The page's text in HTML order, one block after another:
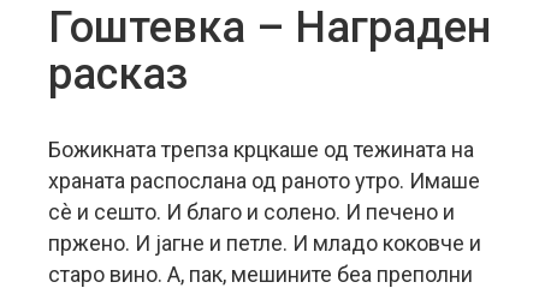
Гоштевка – Награден
расказ
Божикната трепза крцкаше од тежината на
храната распослана од раното утро. Имаше
сè и сешто. И благо и солено. И печено и
пржено. И јагне и петле. И младо коковче и
старо вино. А, пак, мешините беа преполни